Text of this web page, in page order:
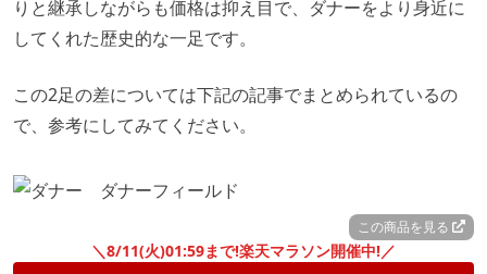
りと継承しながらも価格は抑え目で、ダナーをより身近に
してくれた歴史的な一足です。
この2足の差については下記の記事でまとめられているの
で、参考にしてみてください。
この商品を見る
＼8/11(火)01:59まで!楽天マラソン開催中!／